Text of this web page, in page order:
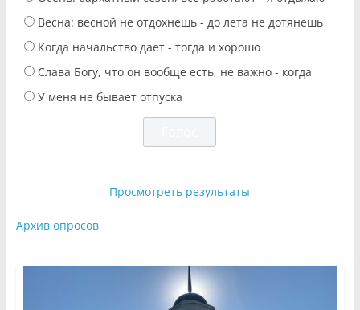
Весна: весной не отдохнешь - до лета не дотянешь
Когда начальство дает - тогда и хорошо
Слава Богу, что он вообще есть, не важно - когда
У меня не бывает отпуска
Просмотреть результаты
Архив опросов